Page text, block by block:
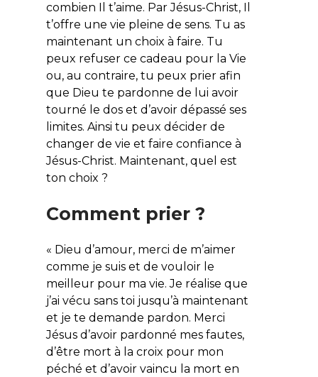
combien Il t’aime. Par Jésus-Christ, Il
t’offre une vie pleine de sens. Tu as
maintenant un choix à faire. Tu
peux refuser ce cadeau pour la Vie
ou, au contraire, tu peux prier afin
que Dieu te pardonne de lui avoir
tourné le dos et d’avoir dépassé ses
limites. Ainsi tu peux décider de
changer de vie et faire confiance à
Jésus-Christ. Maintenant, quel est
ton choix ?
Comment prier ?
« Dieu d’amour, merci de m’aimer
comme je suis et de vouloir le
meilleur pour ma vie. Je réalise que
j’ai vécu sans toi jusqu’à maintenant
et je te demande pardon. Merci
Jésus d’avoir pardonné mes fautes,
d’être mort à la croix pour mon
péché et d’avoir vaincu la mort en